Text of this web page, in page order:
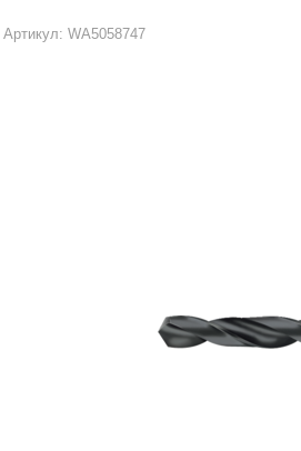
Артикул: WA5058747